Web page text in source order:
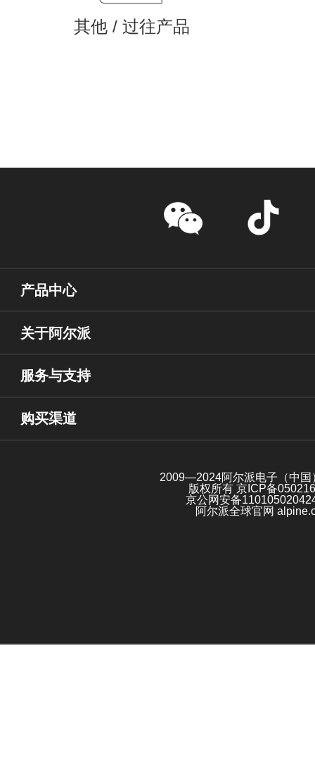
其他 / 过往产品
产品中心
关于阿尔派
服务与支持
购买渠道
2009—2024阿尔派电子（中国
版权所有 京ICP备
京公网安备
阿尔派全球官网